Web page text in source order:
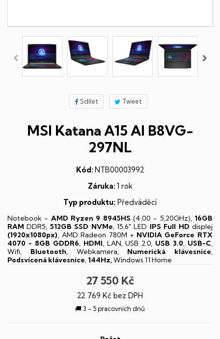
Sdílet Tweet
MSI Katana A15 AI B8VG-
297NL
Kód: NTB00003992
Záruka: 1 rok
Typ produktu: Předváděcí
Notebook - AMD Ryzen 9 8945HS(4,00 - 5,20GHz),16GB
RAM DDR5, 512GB SSD NVMe, 15,6" LED IPS Full HD displej
(1920x1080px), AMD Radeon 780M + NVIDIA GeForce RTX
4070 - 8GB GDDR6, HDMI, LAN, USB 2.0, USB 3.0, USB-C,
Wifi, Bluetooth, Webkamera, Numerická klávesnice,
Podsvícená klávesnice,144Hz,Windows 11 Home
27 550 Kč
22 769 Kč bez DPH
🚚 3 - 5 pracovních dnů